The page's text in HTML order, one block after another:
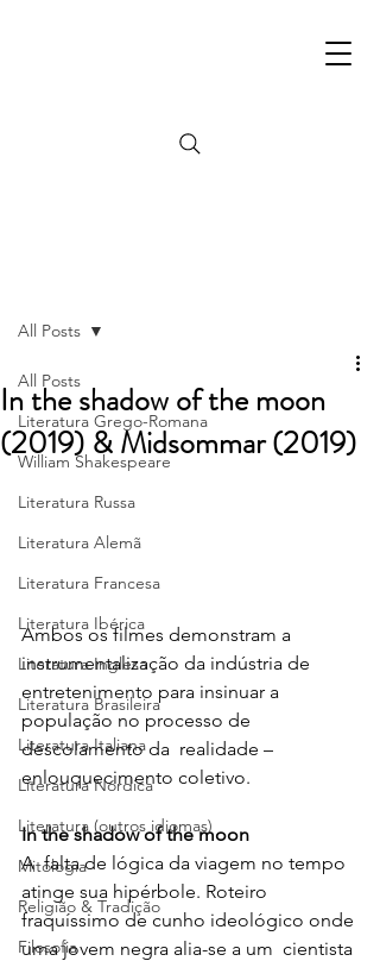
All Posts
Literatura Grego-Romana
William Shakespeare
Literatura Russa
Literatura Alemã
Literatura Francesa
Literatura Ibérica
Literatura Inglesa
Literatura Brasileira
Literatura Italiana
Literatura Nórdica
Literatura (outros idiomas)
Mitologia
Religião & Tradição
Filosofia
All Posts
In the shadow of the moon
(2019) & Midsommar (2019)
Ambos os filmes demonstram a
instrumentalização da indústria de
entretenimento para insinuar a
população no processo de
descolamento da  realidade –
enlouquecimento coletivo.
In the shadow of the moon
A  falta de lógica da viagem no tempo
atinge sua hipérbole. Roteiro
fraquíssimo de cunho ideológico onde
uma jovem negra alia-se a um  cientista